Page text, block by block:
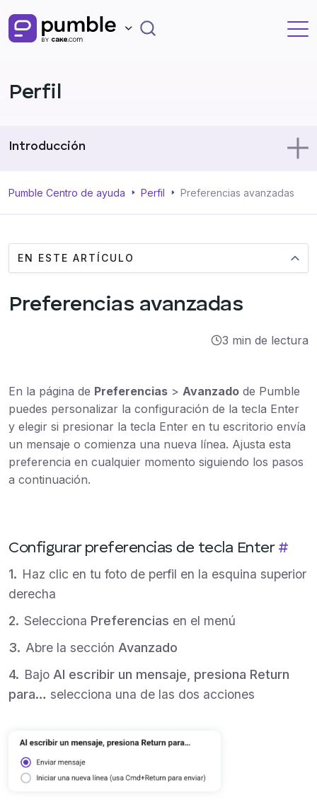
Perfil
Introducción
Usos de Pumble
Pumble Centro de ayuda Perfil Preferencias avanzadas
EN ESTE ARTÍCULO
Preferencias avanzadas
3 min de lectura
En la página de Preferencias > Avanzado de Pumble
puedes personalizar la configuración de la tecla Enter
y elegir si presionar la tecla Enter en tu escritorio envía
un mensaje o comienza una nueva línea. Ajusta esta
preferencia en cualquier momento siguiendo los pasos
a continuación.
Configurar preferencias de tecla Enter #
Haz clic en tu foto de perfil en la esquina superior
derecha
Selecciona Preferencias en el menú
Abre la sección Avanzado
Bajo Al escribir un mensaje, presiona Return
para… selecciona una de las dos acciones